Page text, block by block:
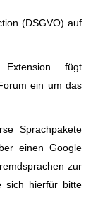
(DSGVO) auf
fügt
ein um das
Sprachpakete
einen Google
zur
sich hierfür bitte